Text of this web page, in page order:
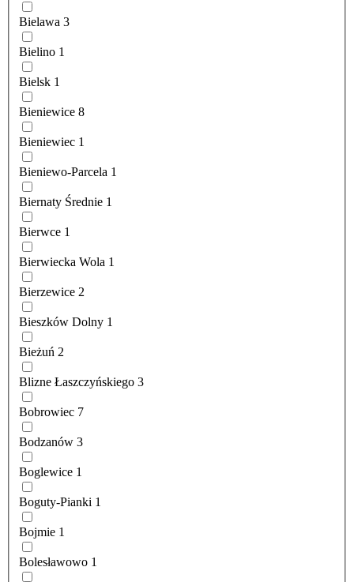
Bielawa 3
Bielino 1
Bielsk 1
Bieniewice 8
Bieniewiec 1
Bieniewo-Parcela 1
Biernaty Średnie 1
Bierwce 1
Bierwiecka Wola 1
Bierzewice 2
Bieszków Dolny 1
Bieżuń 2
Blizne Łaszczyńskiego 3
Bobrowiec 7
Bodzanów 3
Boglewice 1
Boguty-Pianki 1
Bojmie 1
Bolesławowo 1